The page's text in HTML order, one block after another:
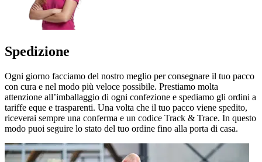
Spedizione
Ogni giorno facciamo del nostro meglio per consegnare il tuo pacco
con cura e nel modo più veloce possibile. Prestiamo molta
attenzione all’imballaggio di ogni confezione e spediamo gli ordini a
tariffe eque e trasparenti. Una volta che il tuo pacco viene spedito,
riceverai sempre una conferma e un codice Track & Trace. In questo
modo puoi seguire lo stato del tuo ordine fino alla porta di casa.